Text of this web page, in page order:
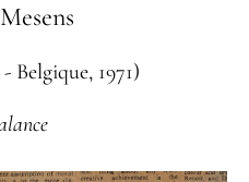
Belgique, 1971)